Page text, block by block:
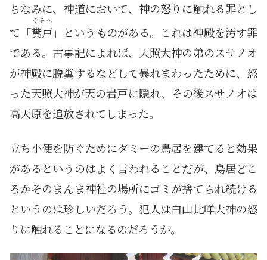
ちなみに、神道において、神の怒りに触れる罪とし
て「糞戸
くそへ
」というものがある。これは神殿を汚す罪
である。古事記によれば、天照大神の弟のスサノオ
が神殿に脱糞するなどして暴れまわったために、怒
った天照大神が天の岩戸に隠れ、その後スサノオは
高天原を追放されてしまった。
立ち小便を防ぐためにダミーの鳥居を建てると効果
があるというのはよく言われることだが、鳥居どこ
ろかそのまんま神社の場所にゴミが捨てられ続ける
というのは珍しいだろう。犯人は白山比咩大神の怒
りに触れることになるのだろうか。